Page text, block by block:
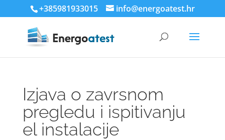
+385981933015 info@energoatest.hr
Izjava o zavrsnom
pregledu i ispitivanju
el instalacije